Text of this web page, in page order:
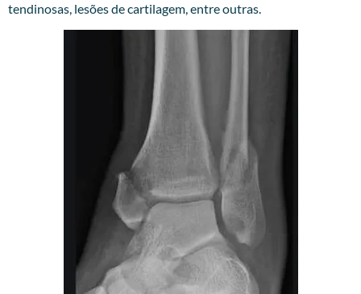
tendinosas, lesões de cartilagem, entre outras.